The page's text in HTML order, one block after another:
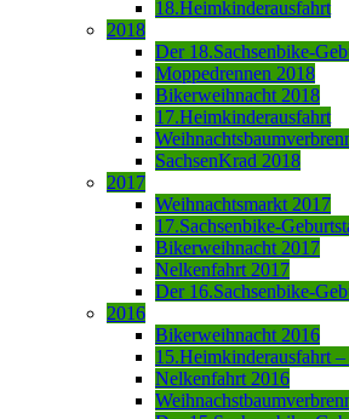
18.Heimkinderausfahrt
2018
Der 18.Sachsenbike-
Moppedrennen 2018
Bikerweihnacht 2018
17.Heimkinderausfahrt
SachsenKrad 2018
2017
Weihnachtsmarkt 2017
17.Sachsenbike-
Bikerweihnacht 2017
Nelkenfahrt 2017
Der 16.Sachsenbike-
2016
Bikerweihnacht 2016
15.Heimkinderausfahrt
Nelkenfahrt 2016